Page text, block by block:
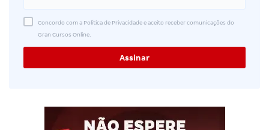
Concordo com a Política de Privacidade e aceito receber comunicações do
Gran Cursos Online.